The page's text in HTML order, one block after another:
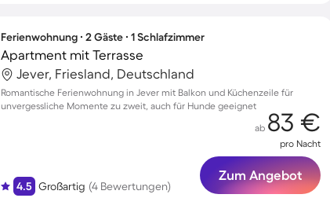
Ferienwohnung ∙ 2 Gäste ∙ 1 Schlafzimmer
Apartment mit Terrasse
Jever, Friesland, Deutschland
Romantische Ferienwohnung in Jever mit Balkon und Küchenzeile für
unvergessliche Momente zu zweit, auch für Hunde geeignet
4.5 Großartig (4 Bewertungen)
ab 83 €
pro Nacht
Zum Angebot